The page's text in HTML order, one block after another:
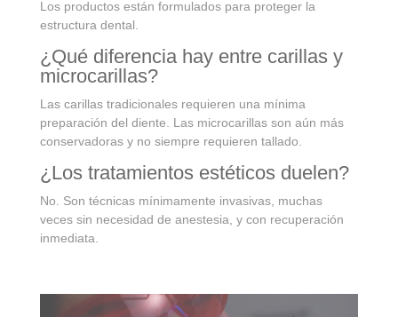
Los productos están formulados para proteger la
estructura dental.
¿Qué diferencia hay entre carillas y
microcarillas?
Las carillas tradicionales requieren una mínima
preparación del diente. Las microcarillas son aún más
conservadoras y no siempre requieren tallado.
¿Los tratamientos estéticos duelen?
No. Son técnicas mínimamente invasivas, muchas
veces sin necesidad de anestesia, y con recuperación
inmediata.